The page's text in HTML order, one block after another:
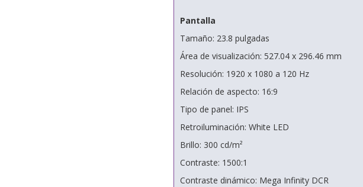
Pantalla
Tamaño: 23.8 pulgadas
Área de visualización: 527.04 x 296.46 mm
Resolución: 1920 x 1080 a 120 Hz
Relación de aspecto: 16:9
Tipo de panel: IPS
Retroiluminación: White LED
Brillo: 300 cd/m²
Contraste: 1500:1
Contraste dinámico: Mega Infinity DCR